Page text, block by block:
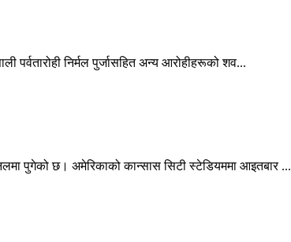
पर्वतारोही निर्मल पुर्जासहित अन्य आरोहीहरूको शव...
पुगेको छ। अमेरिकाको कान्सास सिटी स्टेडियममा आइतबार ...